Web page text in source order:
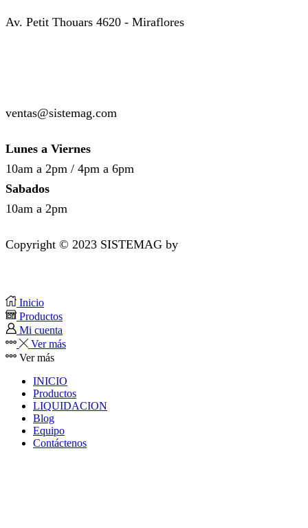
Av. Petit Thouars 4620 - Miraflores
ventas@sistemag.com
Lunes a Viernes
10am a 2pm / 4pm a 6pm
Sabados
10am a 2pm
Copyright © 2023 SISTEMAG by
Inicio
Productos
Mi cuenta
Ver más
Ver más
INICIO
Productos
LIQUIDACION
Blog
Equipo
Contáctenos